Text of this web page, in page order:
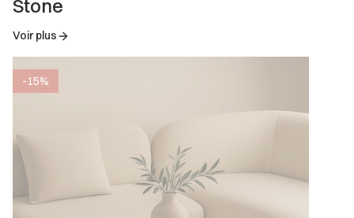
Stone
Voir plus
-15%